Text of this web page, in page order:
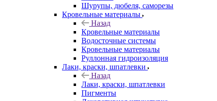
Шурупы, дюбеля, саморезы
Кровельные материалы
Назад
Кровельные материалы
Водосточные системы
Кровельные материалы
Руллонная гидроизоляция
Лаки, краски, шпатлевки
Назад
Лаки, краски, шпатлевки
Пигменты